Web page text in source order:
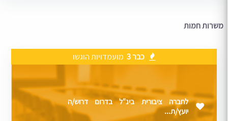
משרות חמות
כבר 3 מועמדויות הוגשו
לחברה ציבורית בינ"ל בדרום דרוש/ה
יועץ/ת...